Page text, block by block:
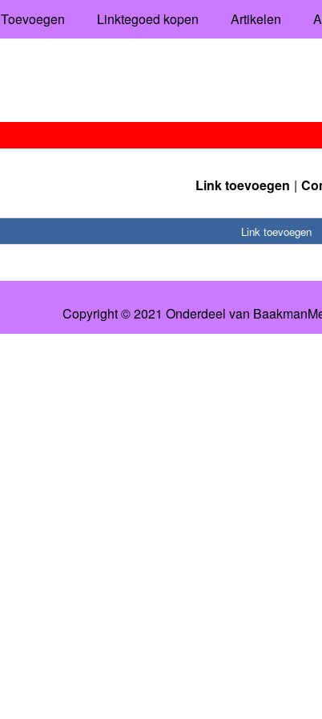
Toevoegen Linktegoed kopen Artikelen
Link toevoegen
Link toevoegen
Copyright © 2021 Onderdeel van